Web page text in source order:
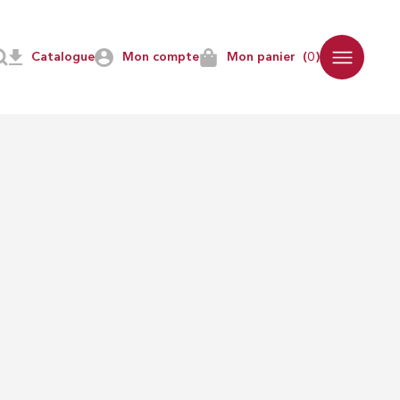
Mon compte Mon panier (0)
Catalogue